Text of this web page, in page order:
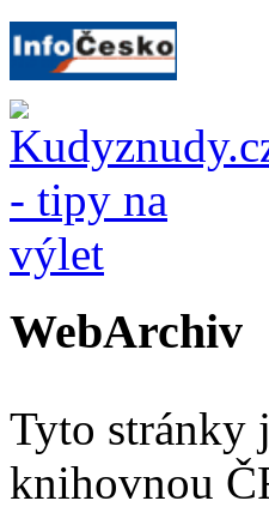
WebArchiv
Tyto stránky
knihovnou